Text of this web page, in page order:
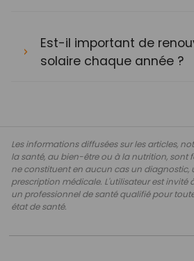
Est-il important de
solaire chaque année ?
Les informations diffusées sur les articles,
la santé, au bien-être ou à la nutrition, sont
ne constituent en aucun cas un diagnostic,
prescription médicale. L'utilisateur est invité
un professionnel de santé qualifié pour
état de santé.